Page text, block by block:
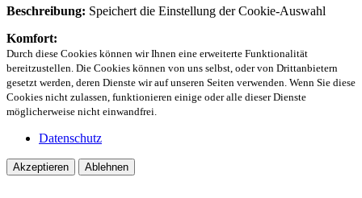
Beschreibung: Speichert die Einstellung der Cookie-Auswahl
Komfort:
Durch diese Cookies können wir Ihnen eine erweiterte Funktionalität
bereitzustellen. Die Cookies können von uns selbst, oder von Drittanbietern
gesetzt werden, deren Dienste wir auf unseren Seiten verwenden. Wenn Sie diese
Cookies nicht zulassen, funktionieren einige oder alle dieser Dienste
möglicherweise nicht einwandfrei.
Datenschutz
Akzeptieren Ablehnen